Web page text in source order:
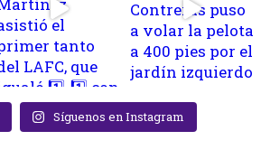
Síguenos en Instagram